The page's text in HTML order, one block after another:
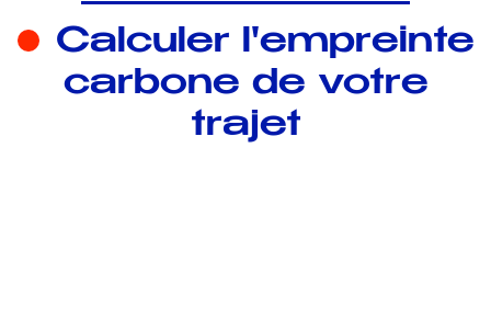
Calculer l'empreinte
carbone de votre
trajet